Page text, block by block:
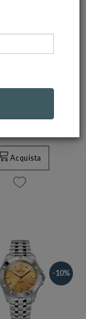
Nereide
Acquista
-10%